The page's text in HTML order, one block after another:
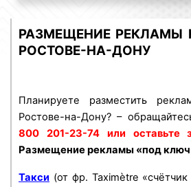
на-Дону и Ростовской области,
получения коммерческого
размещению рекламы на/в
8 800 201-23-74 или
ключ» гарантируем!
Реклама на/в такси
спросомсреди
Востребованность рекламы
бизнесменов объясняется целым
РАЗМЕЩЕНИЕ РЕКЛАМЫ
РОСТОВЕ-НА-ДОНУ
Планируете разместить
Ростове-на-Дону? –
800 201-23-74 или оставьте
Размещение рекламы «под
Такси (от фр. Taximètre